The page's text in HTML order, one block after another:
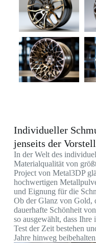
Individueller
jenseits der
In der Welt des
Materialqualität von
Project von Metal3DP
hochwertigen
und Eignung für die
Ob der Glanz von Gold,
dauerhafte Schönheit
so ausgewählt, dass
Test der Zeit bestehen
Jahre hinweg